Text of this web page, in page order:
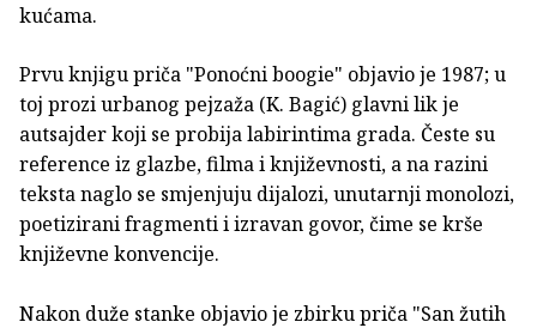
kućama.
Prvu knjigu priča "Ponoćni boogie" objavio je 1987; u
toj prozi urbanog pejzaža (K. Bagić) glavni lik je
autsajder koji se probija labirintima grada. Česte su
reference iz glazbe, filma i književnosti, a na razini
teksta naglo se smjenjuju dijalozi, unutarnji monolozi,
poetizirani fragmenti i izravan govor, čime se krše
književne konvencije.
Nakon duže stanke objavio je zbirku priča "San žutih